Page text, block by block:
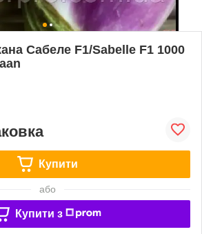
Сабеле F1/Sabelle F1 1000
Купити
або
Купити з